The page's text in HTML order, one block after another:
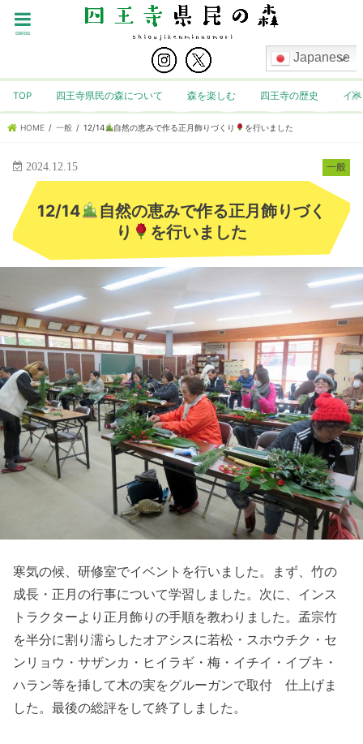
Japanese
menu
TOP 四王寺県民の森について 森を楽しむ 四王寺の歴史 イ
HOME 一般 12/14 自然の恵みで作る正月飾りづくり を行いました
一般
2024.12.15
12/14
自然の恵みで作る正月飾りづく
り
を行いました
寒気の候、研修室でイベントを行いました。まず、竹の
成長・正月の行事について学習しました。次に、インス
トラクターより正月飾りの手順を教わりました。孟宗竹
を半分に割り濡らしたオアシスに若松・スホウチク・セ
ンリョウ・サザンカ・ヒイラギ・梅・イチイ・イブキ・
ハラン等を挿して木の実をグルーガンで取付 仕上げま
した。最後の総評をして終了しました。